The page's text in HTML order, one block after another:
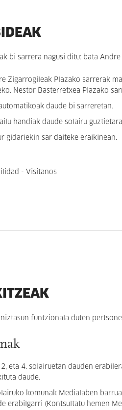
bi sarrera nagusi ditu: bata
Zigarrogileak Plazako sarrerak
Nestor Basterretxea Plazako
daude bi sarreretan.
handiak daude solairu
gidariekin sar daiteke eraikinean.
funtzionala duten
2, eta 4. solairuetan dauden
daude.
komunak Medialaben
erabilgarri (Kontsultatu hemen